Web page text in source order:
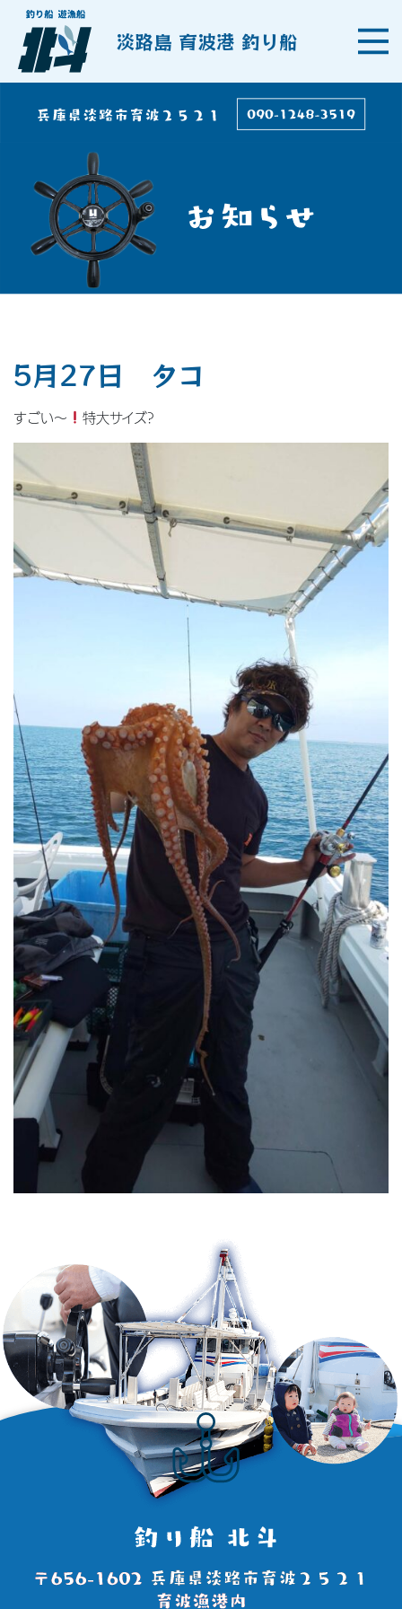
淡路島 育波港 釣り船
5月27日 タコ
すごい〜 特大サイズ?